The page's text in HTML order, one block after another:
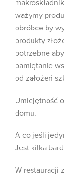
ważymy
obróbce by
produkty
potrzebne
pamiętanie
od założeń
Umiejętność
domu.
A co jeśli
Jest kilka
W restauracji